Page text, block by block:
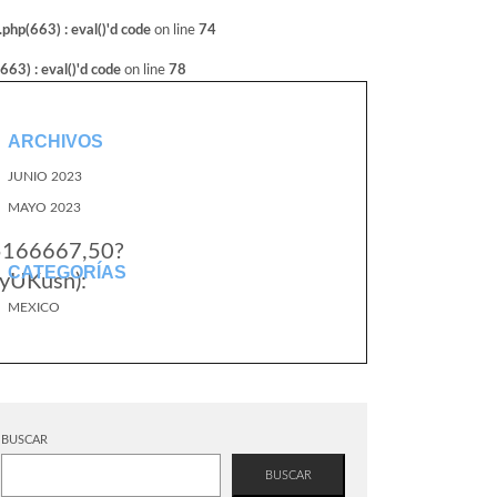
: eval()'d code on line 74
: eval()'d code on line 78
ARCHIVOS
JUNIO 2023
MAYO 2023
CATEGORÍAS
MEXICO
BUSCAR
BUSCAR